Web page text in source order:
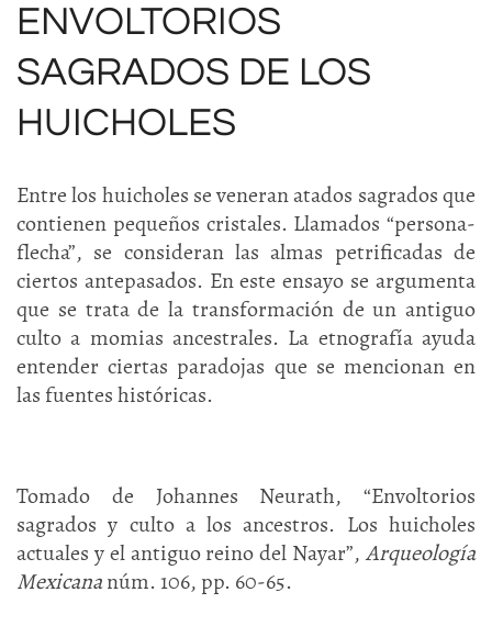
ENVOLTORIOS
SAGRADOS DE LOS
HUICHOLES
Entre los huicholes se veneran atados sagrados que
contienen pequeños cristales. Llamados “persona-
flecha”, se consideran las almas petrificadas de
ciertos antepasados. En este ensayo se argumenta
que se trata de la transformación de un antiguo
culto a momias ancestrales. La etnografía ayuda
entender ciertas paradojas que se mencionan en
las fuentes históricas.
Tomado de Johannes Neurath, “Envoltorios
sagrados y culto a los ancestros. Los huicholes
actuales y el antiguo reino del Nayar”, Arqueología
Mexicananúm. 106, pp. 60-65.